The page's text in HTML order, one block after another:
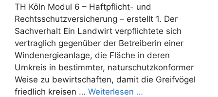
TH Köln Modul 6 – Haftpflicht- und
Rechtsschutzversicherung – erstellt 1. Der
Sachverhalt Ein Landwirt verpflichtete sich
vertraglich gegenüber der Betreiberin einer
Windenergieanlage, die Fläche in deren
Umkreis in bestimmter, naturschutzkonformer
Weise zu bewirtschaften, damit die Greifvögel
friedlich kreisen … Weiterlesen …